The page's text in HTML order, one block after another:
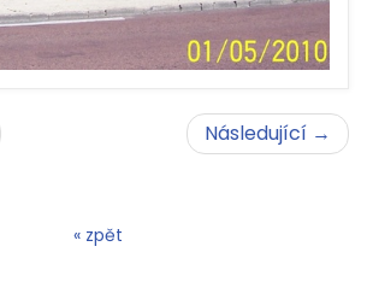
Následující →
« zpět